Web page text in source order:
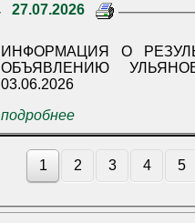
27.07.2026
ИНФОРМАЦИЯ О
ОБЪЯВЛЕНИЮ
03.06.2026
подробнее
1 2 3 4 5